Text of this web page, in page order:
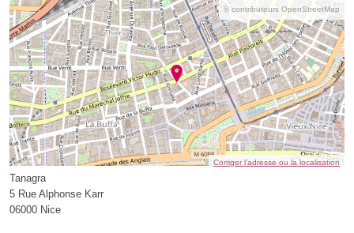
© contributeurs OpenStreetMap
Corriger l’adresse ou la localisation
Tanagra
5 Rue Alphonse Karr
06000 Nice